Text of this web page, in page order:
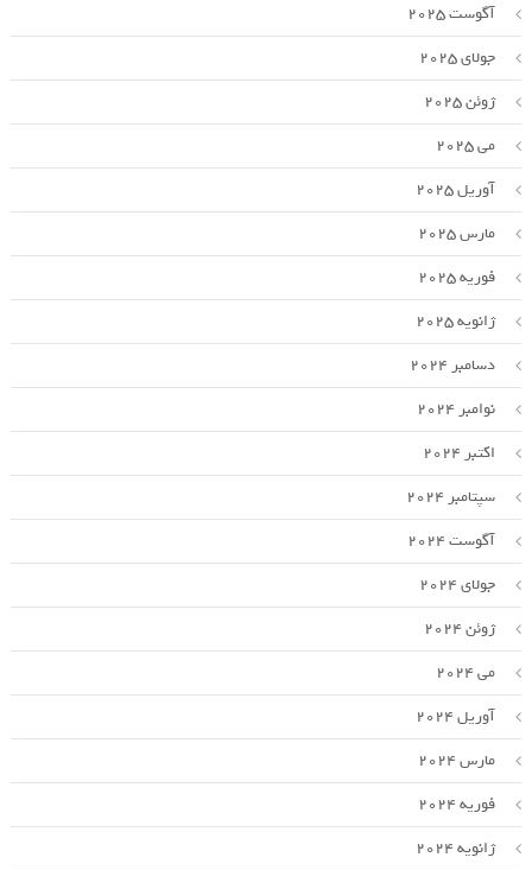
آگوست 2025
جولای 2025
ژوئن 2025
می 2025
آوریل 2025
مارس 2025
فوریه 2025
ژانویه 2025
دسامبر 2024
نوامبر 2024
اکتبر 2024
سپتامبر 2024
آگوست 2024
جولای 2024
ژوئن 2024
می 2024
آوریل 2024
مارس 2024
فوریه 2024
ژانویه 2024